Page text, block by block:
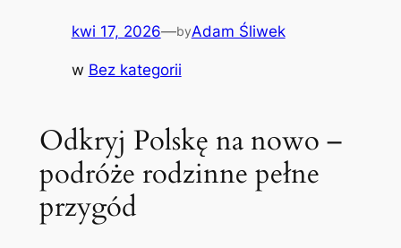
kwi 17, 2026—byAdam Śliwek
w Bez kategorii
Odkryj Polskę na nowo –
podróże rodzinne pełne
przygód